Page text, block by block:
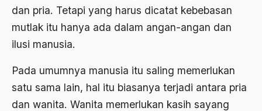
dan pria. Tetapi yang harus dicatat kebebasan
mutlak itu hanya ada dalam angan-angan dan
ilusi manusia.
Pada umumnya manusia itu saling memerlukan
satu sama lain, hal itu biasanya terjadi antara pria
dan wanita. Wanita memerlukan kasih sayang
Budaya Indonesia
budaya jawa
Budaya Keraton
Budaya Lama